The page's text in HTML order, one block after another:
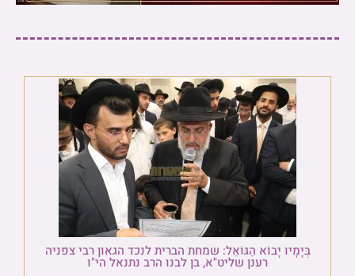
בְּיָמָיו יָבוֹא הַגּוֹאֵל: שמחת הברית לנכד הגאון רבי צפניה
רענן שליט"א, בן לבנו הרב נתנאל הי"ו